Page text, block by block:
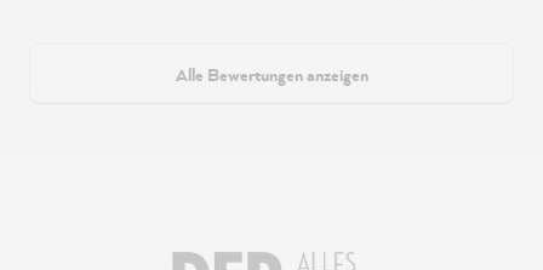
Alle Bewertungen anzeigen